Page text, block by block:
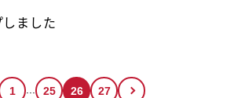
ました
1 25 26 27